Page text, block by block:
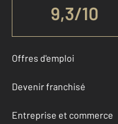
9,3/10
Offres d'emploi
Devenir franchisé
Entreprise et commerce